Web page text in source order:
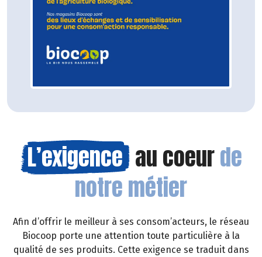
L’exigence au coeurde
notre métier
Afin d’offrir le meilleur à ses consom’acteurs, le réseau
Biocoop porte une attention toute particulière à la
qualité de ses produits. Cette exigence se traduit dans